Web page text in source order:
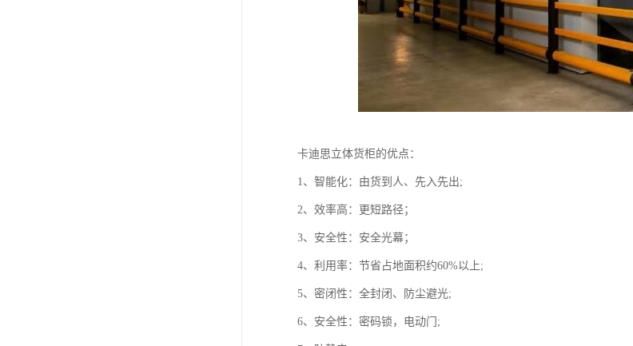
卡迪思立体货柜的优点：
1、智能化：由货到人、先入先出;
2、效率高：更短路径；
3、安全性：安全光幕；
4、利用率：节省占地面积约60%以上;
5、密闭性：全封闭、防尘避光;
6、安全性：密码锁，电动门;